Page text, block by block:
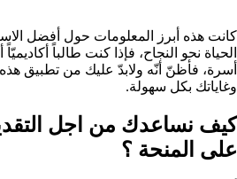
كانت هذه أبرز المعلومات حول أفضل
الحياة نحو النجاح، فإذا كنت طالباً
أسرة، فأظنّ أنّه ولابدّ عليك من تطبيق هذه
وغاياتك بكل سهولة.
كيف نساعدك من اجل
على المنحة ؟​